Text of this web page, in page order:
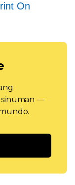
On
sinuman —